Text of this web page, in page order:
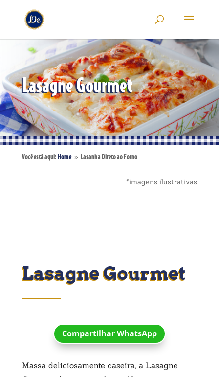
Lasagne Gourmet
Você está aqui:Home 9 Lasanha Direto ao Forno
*imagens ilustrativas
Lasagne Gourmet
Compartilhar WhatsApp
Massa deliciosamente caseira, a Lasagne